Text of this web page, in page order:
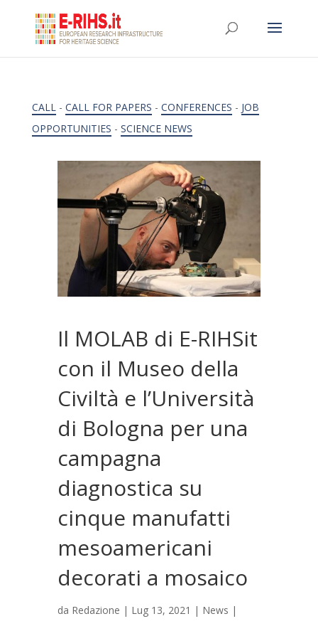
CALL- CALL FOR PAPERS - CONFERENCES - JOB
OPPORTUNITIES - SCIENCE NEWS
Il MOLAB di E-RIHSit
con il Museo della
Civiltà e l’Università
di Bologna per una
campagna
diagnostica su
cinque manufatti
mesoamericani
decorati a mosaico
da Redazione | Lug 13, 2021 | News |